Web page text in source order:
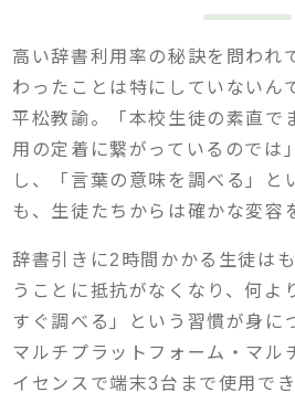
高い辞書利用率の秘訣を問われ
わったことは特にしていないん
平松教諭。「本校生徒の素直で
用の定着に繋がっているのでは
し、「言葉の意味を調べる」と
も、生徒たちからは確かな変容
辞書引きに2時間かかる生徒は
うことに抵抗がなくなり、何よ
すぐ調べる」という習慣が身に
マルチプラットフォーム・マル
イセンスで端末3台まで使用で